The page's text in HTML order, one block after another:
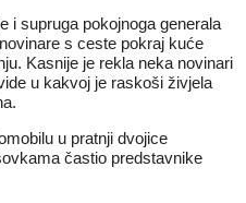
i supruga pokojnoga generala
s ceste pokraj kuće
Kasnije je rekla neka novinari
u kakvoj je raskoši živjela
u pratnji dvojice
častio predstavnike